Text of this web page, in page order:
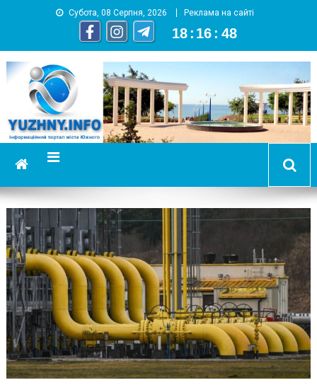
Субота, 08 Серпня, 2026 Реклама на сайті
18 : 16 : 49
YUZHNY.INFO
информационный портал города Южный